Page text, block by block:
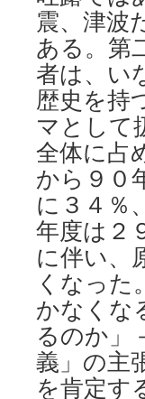
震、津波
ある。第
者は、い
歴史を持
マとして
全体に占
から９０
に３４％
年度は２
に伴い、
くなっ
かなくな
るのか」
義」の主
を肯定す